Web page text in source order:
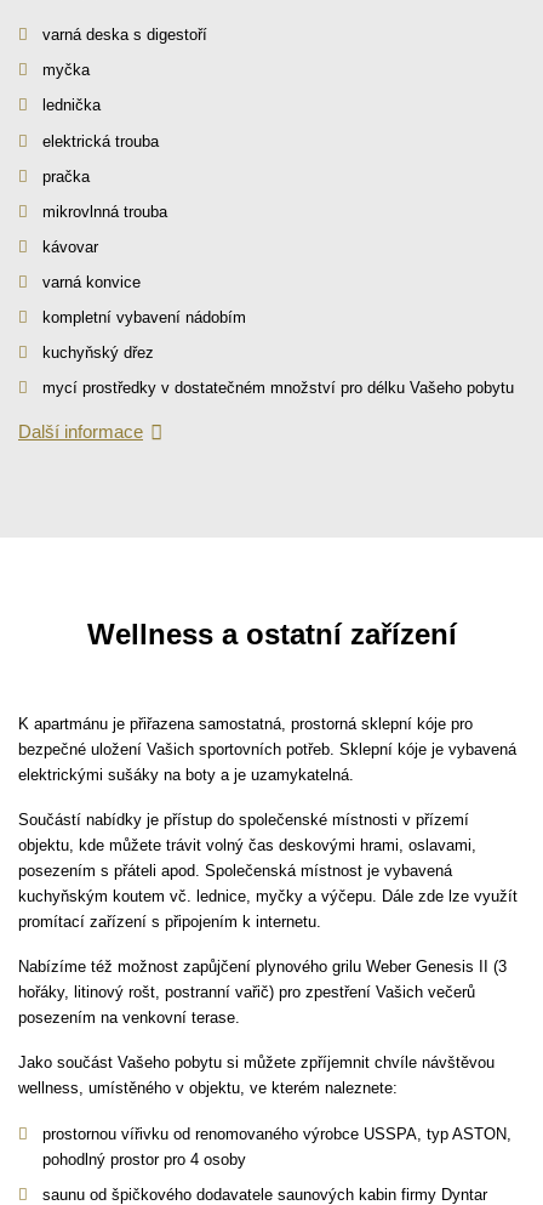
varná deska s digestoří
myčka
lednička
elektrická trouba
pračka
mikrovlnná trouba
kávovar
varná konvice
kompletní vybavení nádobím
kuchyňský dřez
mycí prostředky v dostatečném množství pro délku Vašeho pobytu
Další informace
Wellness a ostatní zařízení
K apartmánu je přiřazena samostatná, prostorná sklepní kóje pro
bezpečné uložení Vašich sportovních potřeb. Sklepní kóje je vybavená
elektrickými sušáky na boty a je uzamykatelná.
Součástí nabídky je přístup do společenské místnosti v přízemí
objektu, kde můžete trávit volný čas deskovými hrami, oslavami,
posezením s přáteli apod. Společenská místnost je vybavená
kuchyňským koutem vč. lednice, myčky a výčepu. Dále zde lze využít
promítací zařízení s připojením k internetu.
Nabízíme též možnost zapůjčení plynového grilu Weber Genesis II (3
hořáky, litinový rošt, postranní vařič) pro zpestření Vašich večerů
posezením na venkovní terase.
Jako součást Vašeho pobytu si můžete zpříjemnit chvíle návštěvou
wellness, umístěného v objektu, ve kterém naleznete:
prostornou vířivku od renomovaného výrobce USSPA, typ ASTON,
pohodlný prostor pro 4 osoby
saunu od špičkového dodavatele saunových kabin firmy Dyntar